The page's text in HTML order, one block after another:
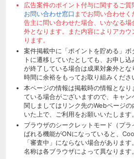
広告案件のポイント付与に関するご質
お問い合わせ窓口 までお問い合わせ
告主に問い合わせた場合、いかなる場
外となります。また内容によりアカ
ります。
案件掲載中に「ポイントを貯める」ボ
トに遷移していたとしても、お申し
が終了している場合は成果対象外と
時間に余裕をもってお取り組みくださ
本ページの情報は掲載時の情報となり
ている場合がございますので、キャン
関しましてはリンク先のWebページ
いた上で、ご利用をお願いいたします。
ブラウザのシークレットモード（プ
ばれる機能がONになっていると、
「審査中」にならない場合がありま
名称は各ブラウザによって異なります。